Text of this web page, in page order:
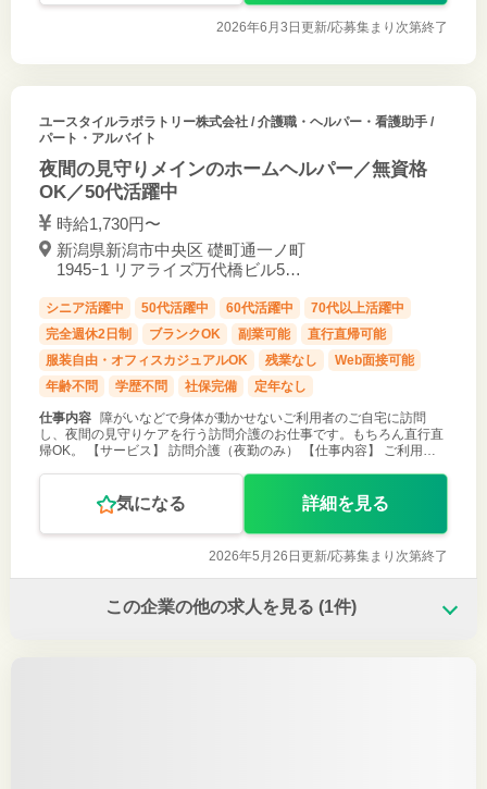
2026年6月3日更新/応募集まり次第終了
ユースタイルラボラトリー株式会社/ 介護職・ヘルパー・看護助手 /
パート・アルバイト
夜間の見守りメインのホームヘルパー／無資格
OK／50代活躍中
時給1,730円〜
新潟県新潟市中央区 礎町通一ノ町
1945ｰ1 リアライズ万代橋ビル501
シニア活躍中 50代活躍中 60代活躍中
70代以上活躍中
完全週休2日制
ブランクOK 副業可能
直行直帰可能
服装自由・オフィスカジュアルOK
残業なし
Web面接可能
年齢不問
学歴不問 社保完備 定年なし
仕事内容 障がいなどで身体が動かせないご利用者のご自宅に訪問
し、夜間の見守りケアを行う訪問介護のお仕事です。もちろん直行直
帰OK。 【サービス】 訪問介護（夜勤のみ） 【仕事内容】 ご利用者
気になる 詳細を見る
2026年5月26日更新/応募集まり次第終了
この企業の他の求人を見る (1件)